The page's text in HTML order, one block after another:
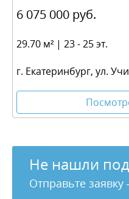
6 075 000 руб.
29.70 м² | 23 - 25 эт.
г. Екатеринбург, ул.
Не нашли
Отправьте